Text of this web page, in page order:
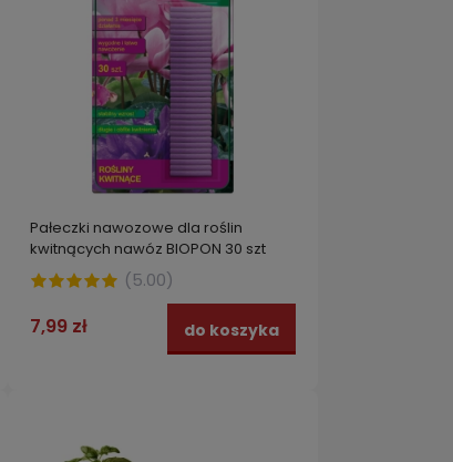
Pałeczki nawozowe dla roślin
kwitnących nawóz BIOPON 30 szt
(5.00)
7,99 zł do koszyka